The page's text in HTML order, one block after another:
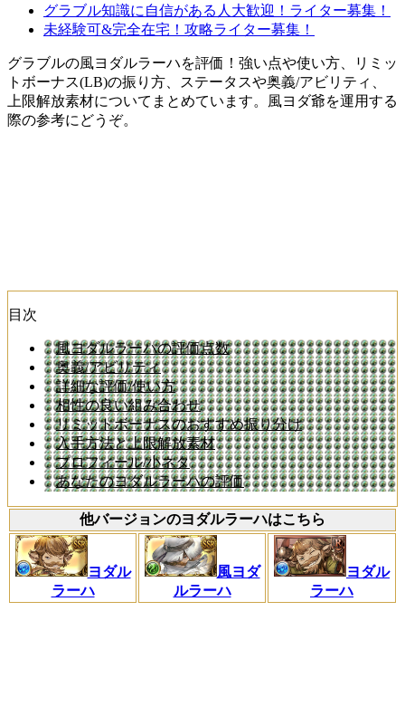
グラブル知識に自信がある人大歓迎！ライター募集！
未経験可&完全在宅！攻略ライター募集！
グラブルの風ヨダルラーハを評価！強い点や使い方、リミッ
トボーナス(LB)の振り方、ステータスや奥義/アビリティ、
上限解放素材についてまとめています。風ヨダ爺を運用する
際の参考にどうぞ。
目次
風ヨダルラーハの評価点数
奥義/アビリティ
詳細な評価/使い方
相性の良い組み合わせ
リミットボーナスのおすすめ振り分け
入手方法と上限解放素材
プロフィール/小ネタ
あなたのヨダルラーハの評価
他バージョンのヨダルラーハはこちら
ヨダル
ラーハ
風ヨダ
ルラーハ
ヨダル
ラーハ